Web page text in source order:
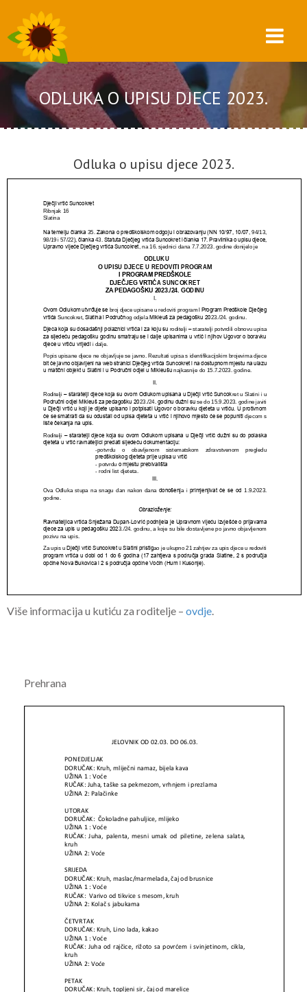
ODLUKA O UPISU DJECE 2023.
Odluka o upisu djece 2023.
Više informacija u kutiću za roditelje – ovdje.
Prehrana